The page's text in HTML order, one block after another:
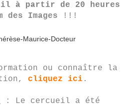
à partir de 20 heures
des Images !!!
ou connaître la
cliquez ici .
: Le cercueil a été